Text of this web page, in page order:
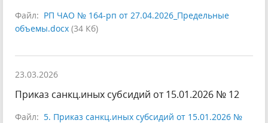
Файл: РП ЧАО № 164-рп от 27.04.2026_Предельные
объемы.docx (34 Кб)
23.03.2026
Приказ санкц.иных субсидий от 15.01.2026 № 12
Файл: 5. Приказ санкц.иных субсидий от 15.01.2026 №